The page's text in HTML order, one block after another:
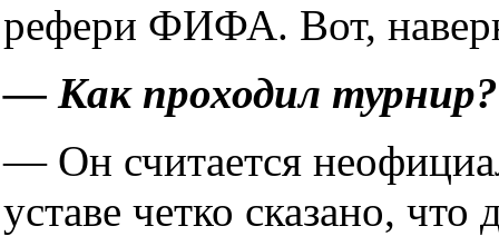
рефери ФИФА. Вот,
— Как проходил турнир?
— Он считается
уставе четко сказано,